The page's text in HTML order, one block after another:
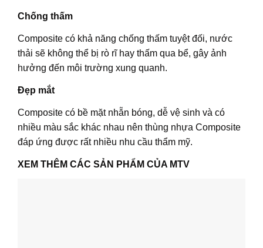
Chống thấm
Composite có khả năng chống thấm tuyệt đối, nước
thải sẽ không thể bị rò rĩ hay thấm qua bể, gây ảnh
hưởng đến môi trường xung quanh.
Đẹp mắt
Composite có bề mặt nhẵn bóng, dễ vệ sinh và có
nhiều màu sắc khác nhau nên thùng nhựa Composite
đáp ứng được rất nhiều nhu cầu thẩm mỹ.
XEM THÊM CÁC SẢN PHẨM CỦA MTV